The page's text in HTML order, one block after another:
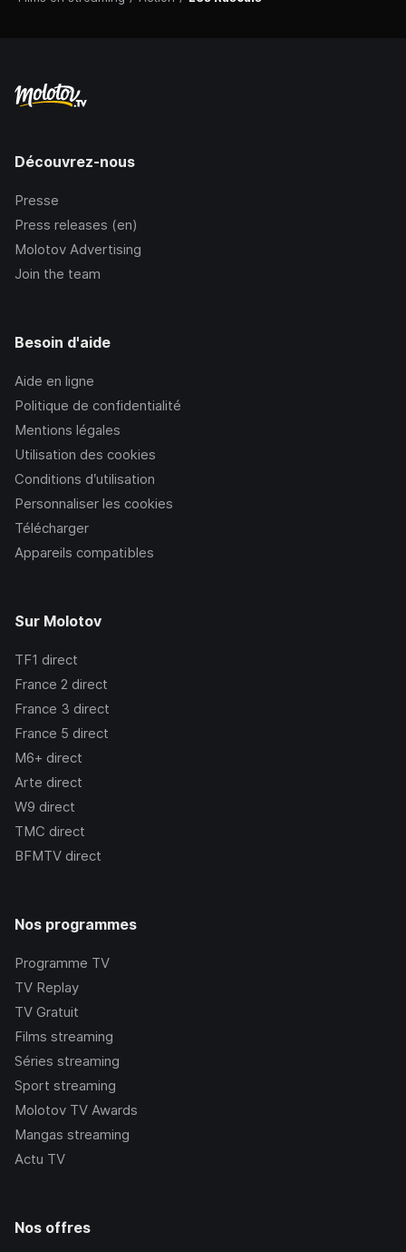
Découvrez-nous
Presse
Press releases (en)
Molotov Advertising
Join the team
Besoin d'aide
Aide en ligne
Politique de confidentialité
Mentions légales
Utilisation des cookies
Conditions d’utilisation
Personnaliser les cookies
Télécharger
Appareils compatibles
Sur Molotov
TF1 direct
France 2 direct
France 3 direct
France 5 direct
M6+ direct
Arte direct
W9 direct
TMC direct
BFMTV direct
Nos programmes
Programme TV
TV Replay
TV Gratuit
Films streaming
Séries streaming
Sport streaming
Molotov TV Awards
Mangas streaming
Actu TV
Nos offres